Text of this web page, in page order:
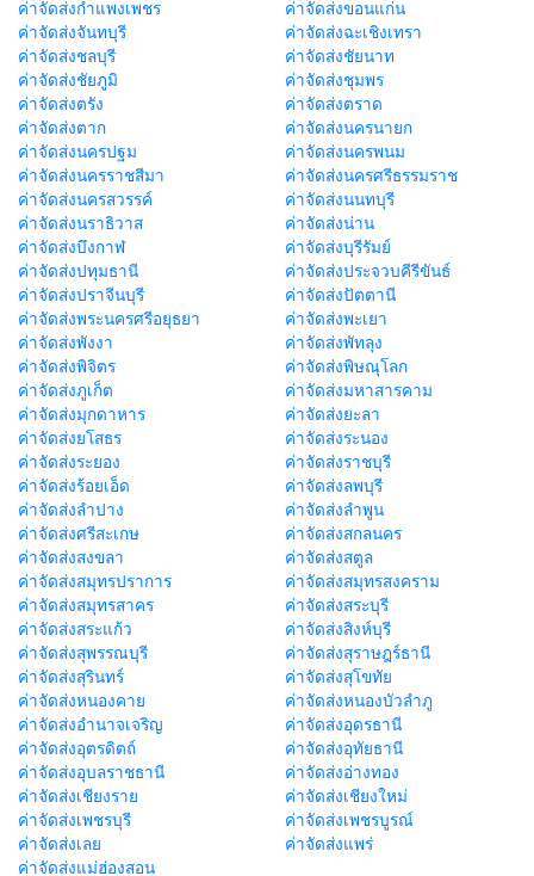
ค่าจัดส่งกำแพงเพชร
ค่าจัดส่งขอนแก่น
ค่าจัดส่งจันทบุรี
ค่าจัดส่งฉะเชิงเทรา
ค่าจัดส่งชลบุรี
ค่าจัดส่งชัยนาท
ค่าจัดส่งชัยภูมิ
ค่าจัดส่งชุมพร
ค่าจัดส่งตรัง
ค่าจัดส่งตราด
ค่าจัดส่งตาก
ค่าจัดส่งนครนายก
ค่าจัดส่งนครปฐม
ค่าจัดส่งนครพนม
ค่าจัดส่งนครราชสีมา
ค่าจัดส่งนครศรีธรรมราช
ค่าจัดส่งนครสวรรค์
ค่าจัดส่งนนทบุรี
ค่าจัดส่งนราธิวาส
ค่าจัดส่งน่าน
ค่าจัดส่งบึงกาฬ
ค่าจัดส่งบุรีรัมย์
ค่าจัดส่งปทุมธานี
ค่าจัดส่งประจวบคีรีขันธ์
ค่าจัดส่งปราจีนบุรี
ค่าจัดส่งปัตตานี
ค่าจัดส่งพระนครศรีอยุธยา
ค่าจัดส่งพะเยา
ค่าจัดส่งพังงา
ค่าจัดส่งพัทลุง
ค่าจัดส่งพิจิตร
ค่าจัดส่งพิษณุโลก
ค่าจัดส่งภูเก็ต
ค่าจัดส่งมหาสารคาม
ค่าจัดส่งมุกดาหาร
ค่าจัดส่งยะลา
ค่าจัดส่งยโสธร
ค่าจัดส่งระนอง
ค่าจัดส่งระยอง
ค่าจัดส่งราชบุรี
ค่าจัดส่งร้อยเอ็ด
ค่าจัดส่งลพบุรี
ค่าจัดส่งลำปาง
ค่าจัดส่งลำพูน
ค่าจัดส่งศรีสะเกษ
ค่าจัดส่งสกลนคร
ค่าจัดส่งสงขลา
ค่าจัดส่งสตูล
ค่าจัดส่งสมุทรปราการ
ค่าจัดส่งสมุทรสงคราม
ค่าจัดส่งสมุทรสาคร
ค่าจัดส่งสระบุรี
ค่าจัดส่งสระแก้ว
ค่าจัดส่งสิงห์บุรี
ค่าจัดส่งสุพรรณบุรี
ค่าจัดส่งสุราษฎร์ธานี
ค่าจัดส่งสุรินทร์
ค่าจัดส่งสุโขทัย
ค่าจัดส่งหนองคาย
ค่าจัดส่งหนองบัวลำภู
ค่าจัดส่งอำนาจเจริญ
ค่าจัดส่งอุดรธานี
ค่าจัดส่งอุตรดิตถ์
ค่าจัดส่งอุทัยธานี
ค่าจัดส่งอุบลราชธานี
ค่าจัดส่งอ่างทอง
ค่าจัดส่งเชียงราย
ค่าจัดส่งเชียงใหม่
ค่าจัดส่งเพชรบุรี
ค่าจัดส่งเพชรบูรณ์
ค่าจัดส่งเลย
ค่าจัดส่งแพร่
ค่าจัดส่งแม่ฮ่องสอน